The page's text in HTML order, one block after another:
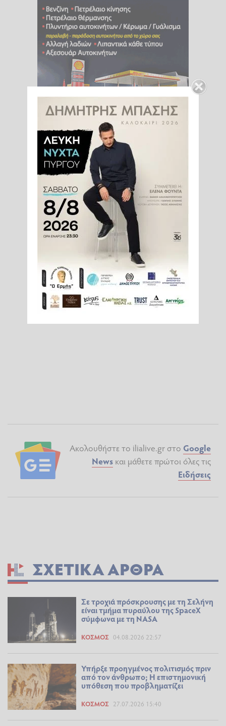
Ακολουθήστε το ilialive.gr στο Google
News και μάθετε πρώτοι όλες τις
Ειδήσεις
ΣΧΕΤΙΚΆ ΆΡΘΡΑ
Σε τροχιά πρόσκρουσης με τη Σελήνη
είναι τμήμα πυραύλου της SpaceX
σύμφωνα με τη NASA
ΚΌΣΜΟΣ 04.08.2026 22:57
Υπήρξε προηγμένος πολιτισμός πριν
από τον άνθρωπο; Η επιστημονική
υπόθεση που προβληματίζει
ΚΌΣΜΟΣ 27.07.2026 15:40